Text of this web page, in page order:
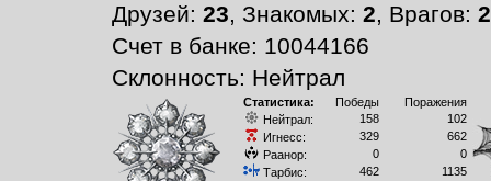
Друзей: 23, Знакомых: 2, Врагов: 2
Счет в банке: 10044166
Склонность: Нейтрал
Статистика: Победы
Поражения
Нейтрал:
158
102
Игнесс:
329
662
Раанор:
0
0
Тарбис:
462
1135